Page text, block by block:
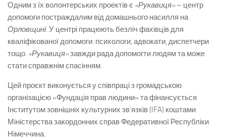
Одним з їх волонтерських проектів є «Рукавиця»– центр
допомоги постраждалим від домашнього насилля на
Орловщині. У центрі працюють безліч фахівців для
кваліфікованої допомоги: психологи, адвокати, диспетчери
тощо. «Рукавиця»завжди рада допомогти людям та може
стати справжнім спасінням.
Цей проєкт виконується у співпраці з громадською
організацією «Фундація прав людини» та фінансується
Інститутом зовнішніх культурних зв’язків (IFA) коштами
Міністерства закордонних справ Федеративної Республіки
Німеччина.